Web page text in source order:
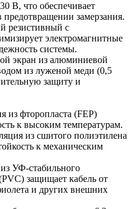
В, что обеспечивает
замерзания.
резистивный с
электромагнитные
системы.
экран из алюминиевой
из луженой меди (0,5
защиту и
из фторопласта (FEP)
к высоким температурам.
из сшитого полиэтилена
к механическим
УФ-стабильного
защищает кабель от
и других внешних